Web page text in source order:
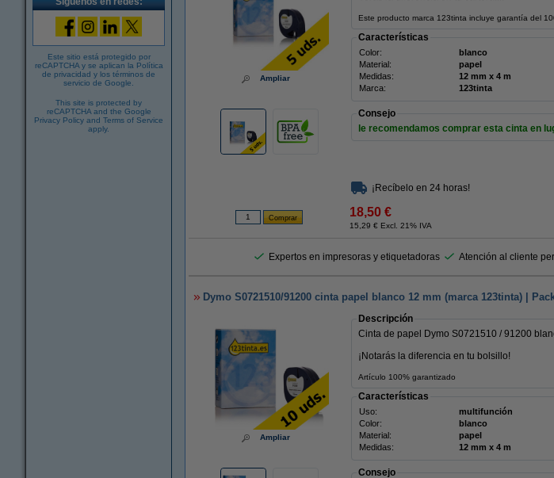
Este sitio está protegido por
reCAPTCHA y se aplican la Política
de privacidad y los términos de
servicio de Google
This site is protected by
reCAPTCHA and the Google
Privacy Policy and Terms of Service
apply.
Ampliar
Este producto marca 123tinta incluye garantía del
Características
Color: blanco
Material:
papel
Medidas:
12 mm x 4 m
Marca:
123tinta
Consejo
le recomendamos comprar esta cinta en
¡Recíbelo en 24 horas!
18,50 €
15,29 € Excl. 21% IVA
Expertos en impresoras y etiquetadoras Atención al cliente
Dymo S0721510/91200 cinta papel blanco 12 mm (marca 123tinta) |
Ampliar
Descripción
Cinta de papel Dymo S0721510 / 91200
¡Notarás la diferencia en tu bolsillo!
Artículo 100% garantizado
Características
Uso: multifunción
Color:
blanco
Material:
papel
Medidas:
12 mm x 4 m
Consejo